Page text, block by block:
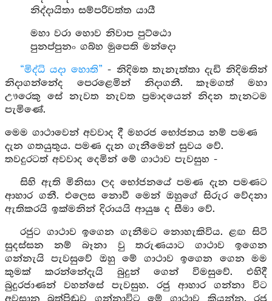
නිද්දායිතා සම්පරිවත්ත යායී
මහා වරා හොව නිවාප පුට්ඨො
පුනප්පුනං ගබ්හ මුපෙති මන්දො
“මිද්ධි යදා හොති” - නිදිමත තැනැත්තා දැඩි නිදිමතින්
නිදාගන්නේද පෙරළෙමින් නිදාගනී. කෑමගත් මහා
ඌරෙකු සේ නැවත නැවත ප්‍රමාදයෙන් නිදන තැනටම
පැමිණේ.
මෙම ගාථාවෙන් අවවාද දී මහරජ භෝජනය නම් පමණ
දැන ගතයුතුය. පමණ දැන ගැනීමෙන් සුවය වේ.
තවදුරටත් අවවාද දෙමින් මේ ගාථාව පැවසුහ -
සිහි ඇති මිනිසා ලද භෝජනයේ පමණ දැන පමණට
ආහාර ගනී. එලෙස නොවී මෙන් ඔහුගේ සිරුර වේදනා
ඇතිකරයි ඉක්මනින් දිරායයි ආයුෂ ද සීමා වේ.
රජුට ගාථාව ඉගෙන ගැනීමට නොහැකිවිය. ළඟ සිටි
සුදස්සන නම් බෑනා වු තරුණයාට ගාථාව ඉගෙන
ගන්නැයි පැවසුවේ ඔහු මේ ගාථාව ඉගෙන ගෙන මම
කුමක් කරන්නේදැයි බුදුන් ගෙන් විමසුවේ. එහිදී
බුදුරජාණන් වහන්සේ පැවසුහ. රජු ආහාර ගන්නා විට